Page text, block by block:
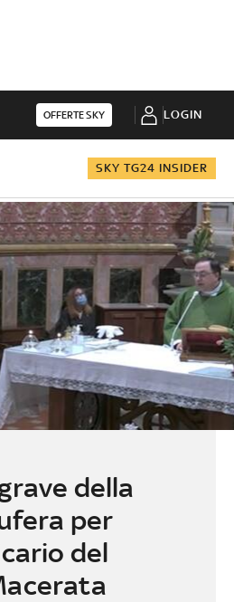
OFFERTE SKY LOGIN
SKY TG24 INSIDER
della
per
del